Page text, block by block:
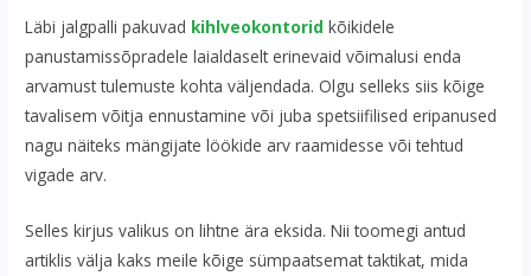
Läbi jalgpalli pakuvad kihlveokontorid kõikidele
panustamissõpradele laialdaselt erinevaid võimalusi enda
arvamust tulemuste kohta väljendada. Olgu selleks siis kõige
tavalisem võitja ennustamine või juba spetsiifilised eripanused
nagu näiteks mängijate löökide arv raamidesse või tehtud
vigade arv.
Selles kirjus valikus on lihtne ära eksida. Nii toomegi antud
artiklis välja kaks meile kõige sümpaatsemat taktikat, mida